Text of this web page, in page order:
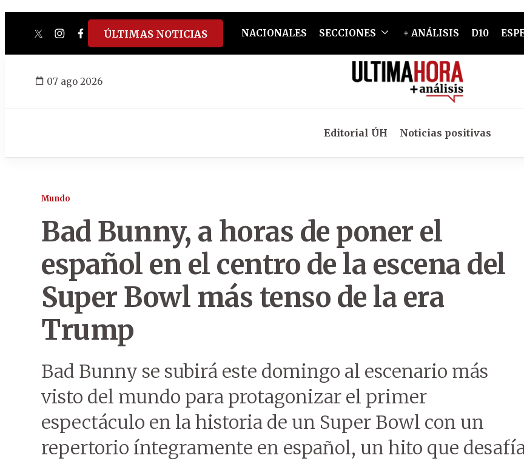
twitterinstagram
facebook
tiktokyoutube
spotify
ÚLTIMAS NOTICIAS NACIONALES SECCIONES + ANÁLISIS D10
07 ago 2026
Editorial ÚH Noticias positivas
Mundo
Bad Bunny, a horas de poner el
español en el centro de la escena del
Super Bowl más tenso de la era
Trump
Bad Bunny se subirá este domingo al escenario más
visto del mundo para protagonizar el primer
espectáculo en la historia de un Super Bowl con un
repertorio íntegramente en español, un hito que